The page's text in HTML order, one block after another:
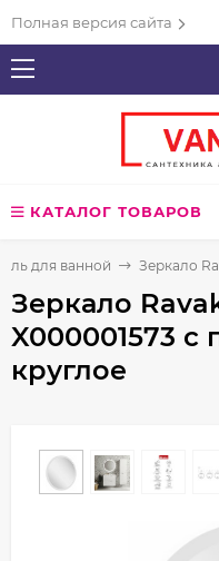
Полная версия сайта
КАТАЛОГ ТОВАРОВ
для ванной Зеркало
Зеркало
X000001573 с
круглое